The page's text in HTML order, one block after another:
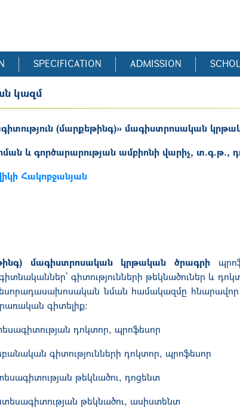
SPECIFICATION ADMISSION
կազմ
(մարքեթինգ)» մագիստրոսական
և գործարարության ամբիոնի վարիչ, տ.գ.թ.,
Հակոբջանյան
) մագիստրոսական կրթական ծրագրի
գիտությունների թեկնածուներ և
նման համակազմը հնարավոր
գիտելիք:
դոկտոր, պրոֆեսոր
գիտությունների դոկտոր, պրոֆեսոր
թեկնածու, դոցենտ
թեկնածու, ասիստենտ